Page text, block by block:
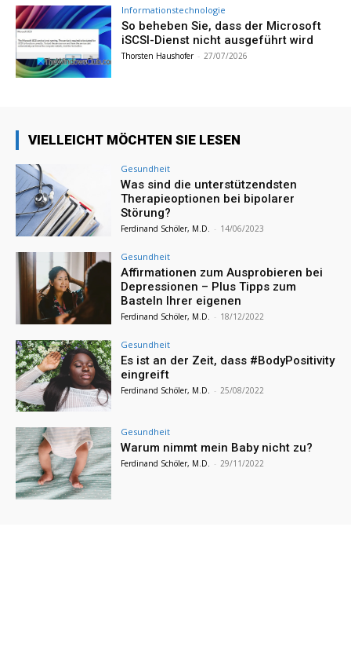
Informationstechnologie
So beheben Sie, dass der Microsoft
iSCSI-Dienst nicht ausgeführt wird
Thorsten Haushofer - 27/07/2026
VIELLEICHT MÖCHTEN SIE LESEN
Gesundheit
Was sind die unterstützendsten
Therapieoptionen bei bipolarer
Störung?
Ferdinand Schöler, M.D. - 14/06/2023
Gesundheit
Affirmationen zum Ausprobieren bei
Depressionen – Plus Tipps zum
Basteln Ihrer eigenen
Ferdinand Schöler, M.D. - 18/12/2022
Gesundheit
Es ist an der Zeit, dass #BodyPositivity
eingreift
Ferdinand Schöler, M.D. - 25/08/2022
Gesundheit
Warum nimmt mein Baby nicht zu?
Ferdinand Schöler, M.D. - 29/11/2022